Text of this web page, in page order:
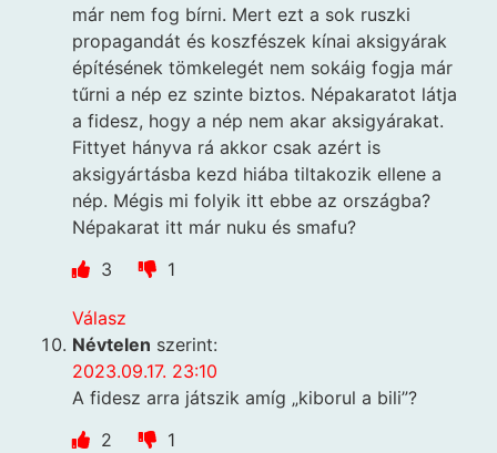
már nem fog bírni. Mert ezt a sok ruszki
propagandát és koszfészek kínai aksigyárak
építésének tömkelegét nem sokáig fogja már
tűrni a nép ez szinte biztos. Népakaratot látja
a fidesz, hogy a nép nem akar aksigyárakat.
Fittyet hányva rá akkor csak azért is
aksigyártásba kezd hiába tiltakozik ellene a
nép. Mégis mi folyik itt ebbe az országba?
Népakarat itt már nuku és smafu?
3
1
Válasz
Névtelen szerint:
2023.09.17. 23:10
A fidesz arra játszik amíg „kiborul a bili”?
2
1